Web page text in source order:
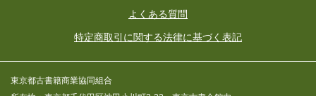
よくある質問
特定商取引に関する法律に基づく表記
東京都古書籍商業協同組合